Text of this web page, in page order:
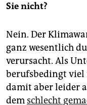
Sie nicht?
Nein. Der
ganz wesentlich
verursacht. Als
berufsbedingt viel
damit aber leider
dem schlecht